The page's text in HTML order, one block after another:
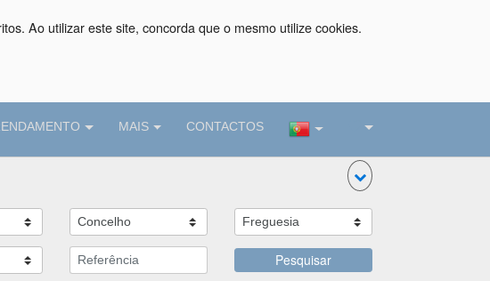
Ao utilizar este site, concorda que o mesmo utilize cookies.
MAIS CONTACTOS
Pesquisar